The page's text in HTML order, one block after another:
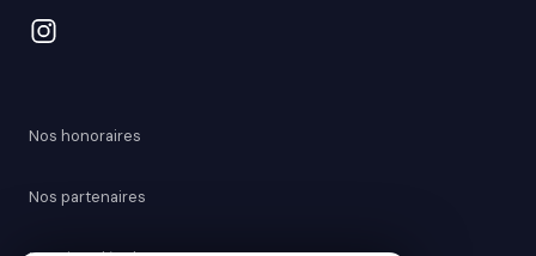
Nos honoraires
Nos partenaires